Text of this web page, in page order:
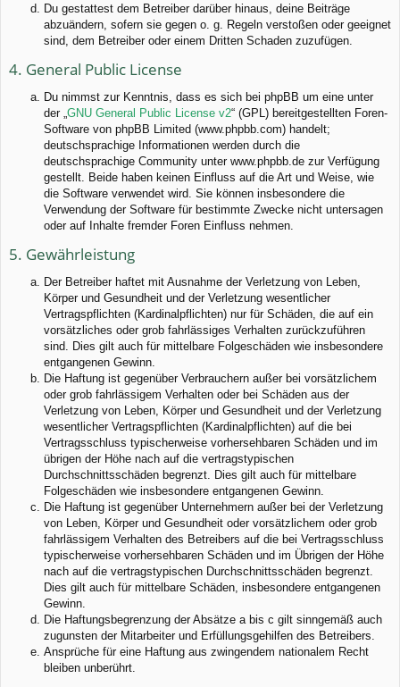
Du gestattest dem Betreiber darüber hinaus, deine Beiträge
abzuändern, sofern sie gegen o. g. Regeln verstoßen oder geeignet
sind, dem Betreiber oder einem Dritten Schaden zuzufügen.
4. General Public License
Du nimmst zur Kenntnis, dass es sich bei phpBB um eine unter
der „ GNU General Public License v2“ (GPL) bereitgestellten Foren-
Software von phpBB Limited (www.phpbb.com) handelt;
deutschsprachige Informationen werden durch die
deutschsprachige Community unter www.phpbb.de zur Verfügung
gestellt. Beide haben keinen Einfluss auf die Art und Weise, wie
die Software verwendet wird. Sie können insbesondere die
Verwendung der Software für bestimmte Zwecke nicht untersagen
oder auf Inhalte fremder Foren Einfluss nehmen.
5. Gewährleistung
Der Betreiber haftet mit Ausnahme der Verletzung von Leben,
Körper und Gesundheit und der Verletzung wesentlicher
Vertragspflichten (Kardinalpflichten) nur für Schäden, die auf ein
vorsätzliches oder grob fahrlässiges Verhalten zurückzuführen
sind. Dies gilt auch für mittelbare Folgeschäden wie insbesondere
entgangenen Gewinn.
Die Haftung ist gegenüber Verbrauchern außer bei vorsätzlichem
oder grob fahrlässigem Verhalten oder bei Schäden aus der
Verletzung von Leben, Körper und Gesundheit und der Verletzung
wesentlicher Vertragspflichten (Kardinalpflichten) auf die bei
Vertragsschluss typischerweise vorhersehbaren Schäden und im
übrigen der Höhe nach auf die vertragstypischen
Durchschnittsschäden begrenzt. Dies gilt auch für mittelbare
Folgeschäden wie insbesondere entgangenen Gewinn.
Die Haftung ist gegenüber Unternehmern außer bei der Verletzung
von Leben, Körper und Gesundheit oder vorsätzlichem oder grob
fahrlässigem Verhalten des Betreibers auf die bei Vertragsschluss
typischerweise vorhersehbaren Schäden und im Übrigen der Höhe
nach auf die vertragstypischen Durchschnittsschäden begrenzt.
Dies gilt auch für mittelbare Schäden, insbesondere entgangenen
Gewinn.
Die Haftungsbegrenzung der Absätze a bis c gilt sinngemäß auch
zugunsten der Mitarbeiter und Erfüllungsgehilfen des Betreibers.
Ansprüche für eine Haftung aus zwingendem nationalem Recht
bleiben unberührt.